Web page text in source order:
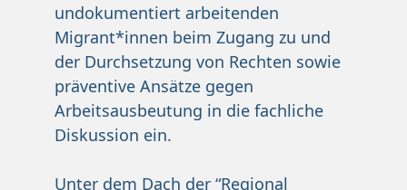
undokumentiert arbeitenden
Migrant*innen beim Zugang zu und
der Durchsetzung von Rechten sowie
präventive Ansätze gegen
Arbeitsausbeutung in die fachliche
Diskussion ein.
Unter dem Dach der “Regional